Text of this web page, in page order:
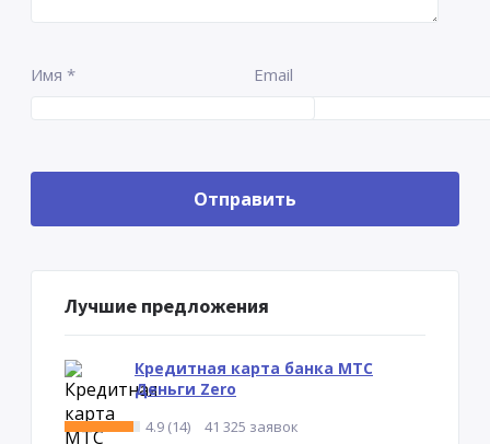
Имя * Email
Лучшие предложения
Кредитная карта банка МТС
Деньги Zero
4.9 (14) 41 325 заявок